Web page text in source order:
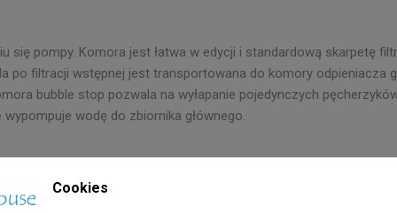
się pompy. Komora jest łatwa w edycji i standardową skarpetę
po filtracji wstępnej jest transportowana do komory odpieniacza
bubble stop pozwala na wyłapanie pojedynczych
wodę do zbiornika głównego.
Cookies